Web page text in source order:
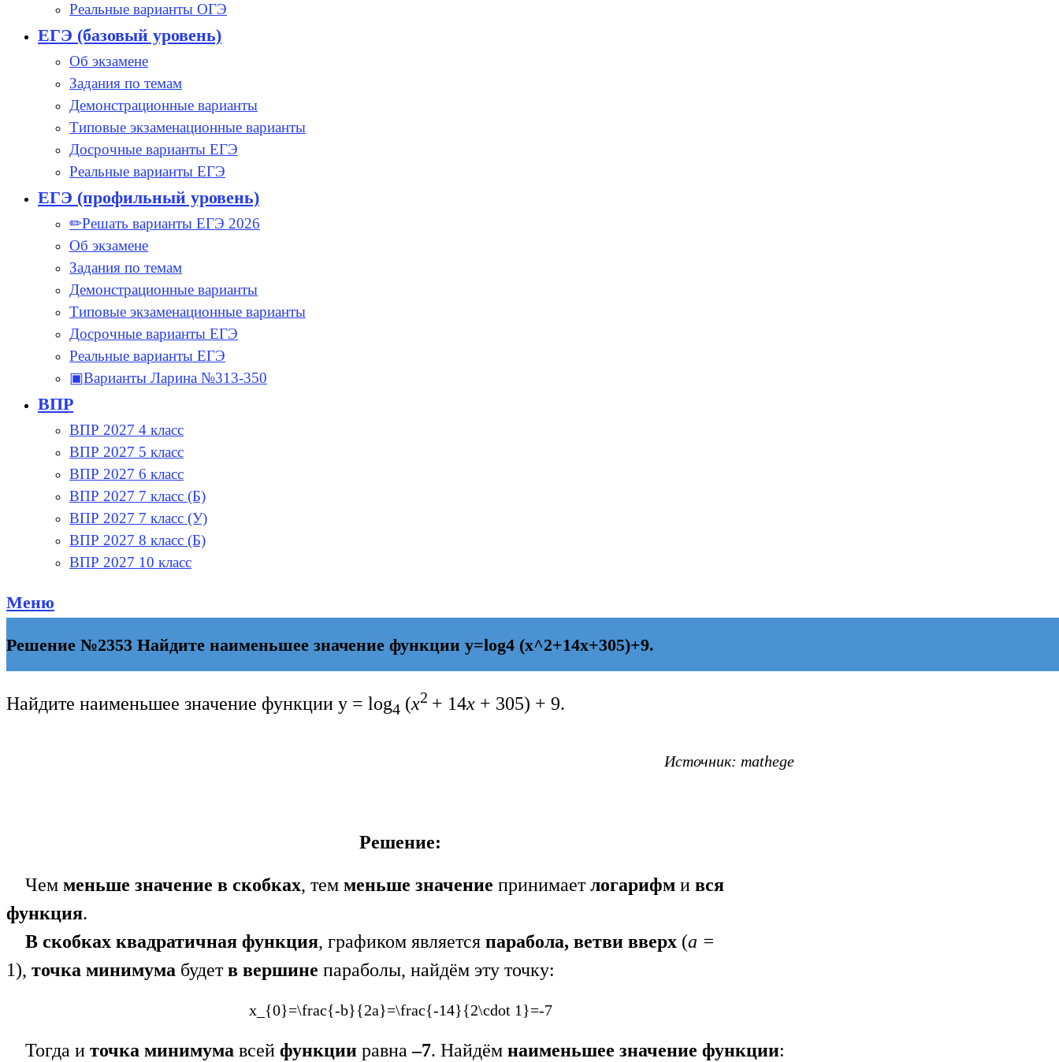
Реальные варианты ОГЭ
ЕГЭ (базовый уровень)
Об экзамене
Задания по темам
Демонстрационные варианты
Типовые экзаменационные варианты
Досрочные варианты ЕГЭ
Реальные варианты ЕГЭ
ЕГЭ (профильный уровень)
✏Решать варианты ЕГЭ 2026
Об экзамене
Задания по темам
Демонстрационные варианты
Типовые экзаменационные варианты
Досрочные варианты ЕГЭ
Реальные варианты ЕГЭ
▣Варианты Ларина №313-350
ВПР
ВПР 2027 4 класс
ВПР 2027 5 класс
ВПР 2027 6 класс
ВПР 2027 7 класс (Б)
ВПР 2027 7 класс (У)
ВПР 2027 8 класс (Б)
ВПР 2027 10 класс
Меню
Решение №2353 Найдите наименьшее значение функции y=log4 (x^2+14x+305)+9.
Найдите наименьшее значение функции y = log4 (x2 + 14x + 305) + 9.
Источник: mathege
Решение:
Чем меньше значение в скобках, тем меньше значение принимаетлогарифм и вся
функция.
В скобках квадратичная функция, графиком является парабола, ветви вверх (а =
1), точка минимума будетв вершине параболы, найдём эту точку:
x_{0}=\frac{-b}{2a}=\frac{-14}{2\cdot 1}=-7
Тогда и точка минимума всей функции равна–7. Найдём наименьшее значение функции: